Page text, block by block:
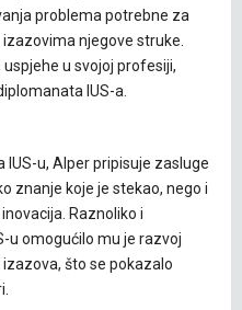
problema potrebne za
njegove struke.
u svojoj profesiji,
IUS-a.
IUS-u, Alper pripisuje zasluge
znanje koje je stekao, nego i
Raznoliko i
u omogućilo mu je razvoj
što se pokazalo